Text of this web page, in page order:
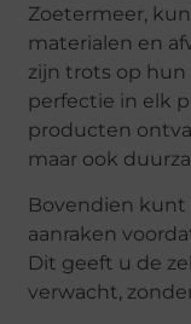
Zoetermeer,
materialen en
zijn trots op
perfectie in elk
producten
maar ook
Bovendien kunt
aanraken
Dit geeft u de
verwacht,